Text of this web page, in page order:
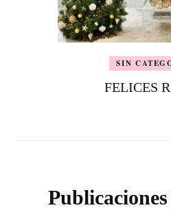
SIN
FELICES